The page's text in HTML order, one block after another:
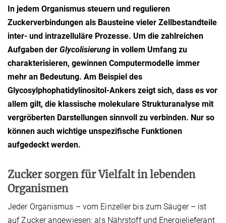
In jedem Organismus steuern und regulieren
Zuckerverbindungen als Bausteine vieler Zellbestandteile
inter- und intrazelluläre Prozesse. Um die zahlreichen
Aufgaben der Glycolisierung in vollem Umfang zu
charakterisieren, gewinnen Computermodelle immer
mehr an Bedeutung. Am Beispiel des
Glycosylphophatidylinositol-Ankers zeigt sich, dass es vor
allem gilt, die klassische molekulare Strukturanalyse mit
vergröberten Darstellungen sinnvoll zu verbinden. Nur so
können auch wichtige unspezifische Funktionen
aufgedeckt werden.
Zucker sorgen für Vielfalt in lebenden
Organismen
Jeder Organismus – vom Einzeller bis zum Säuger – ist
auf Zucker angewiesen: als Nährstoff und Energielieferant